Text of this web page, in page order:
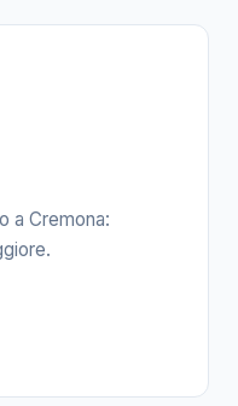
a Cremona: